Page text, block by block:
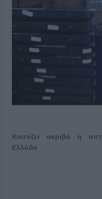
Κοστίζει ακριβά η
Ελλάδα